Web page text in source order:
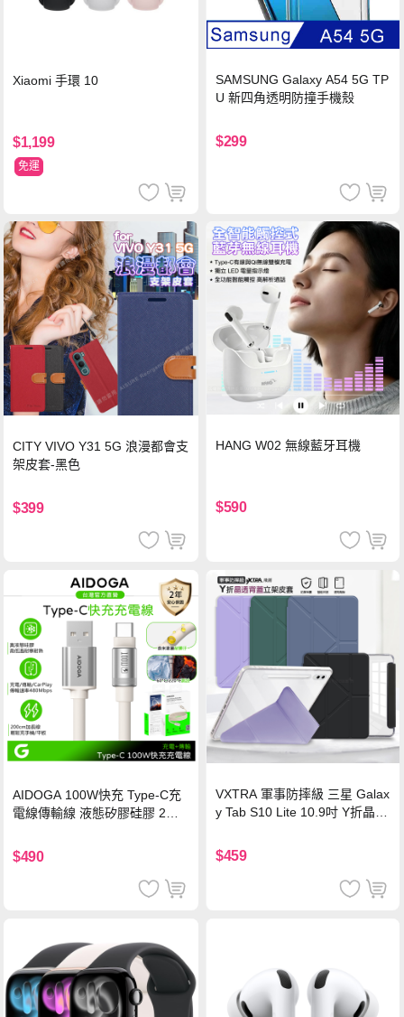
Xiaomi 手環 10
$1,199
免運
SAMSUNG Galaxy A54 5G TP
U 新四角透明防撞手機殼
$299
CITY VIVO Y31 5G 浪漫都會支
架皮套-黑色
$399
HANG W02 無線藍牙耳機
$590
AIDOGA 100W快充 Type-C充
電線傳輸線 液態矽膠硅膠 2M
$490
VXTRA 軍事防摔級 三星 Galax
y Tab S10 Lite 10.9吋 Y折晶透
$459